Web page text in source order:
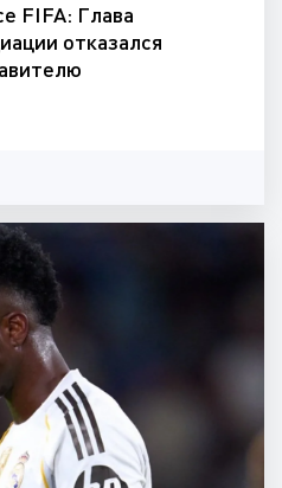
FIFA: Глава
отказался